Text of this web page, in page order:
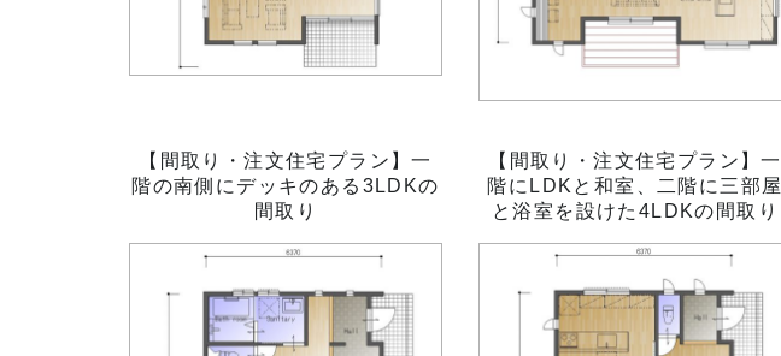
【間取り・注文住宅プラン】一
階の南側にデッキのある3LDKの
間取り
【間取り・注文住宅プラン】一
階にLDKと和室、二階に三部屋
と浴室を設けた4LDKの間取り